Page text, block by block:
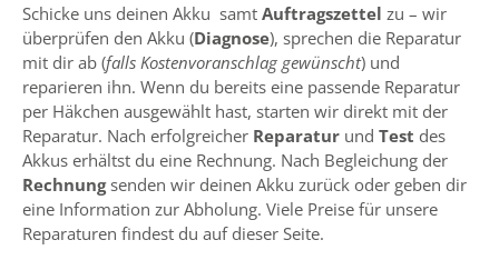
Schicke uns deinen Akku samt Auftragszettel zu – wir
überprüfen den Akku (Diagnose), sprechen die Reparatur
mit dir ab (falls Kostenvoranschlag gewünscht) und
reparieren ihn. Wenn du bereits eine passende Reparatur
per Häkchen ausgewählt hast, starten wir direkt mit der
Reparatur. Nach erfolgreicher Reparatur und Test des
Akkus erhältst du eine Rechnung. Nach Begleichung der
Rechnungsenden wir deinen Akku zurück oder geben dir
eine Information zur Abholung. Viele Preise für unsere
Reparaturen findest du auf dieser Seite.